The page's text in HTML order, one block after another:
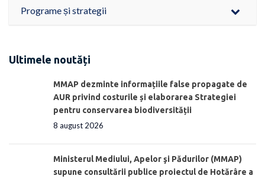
Programe și strategii
Ultimele noutăți
MMAP dezminte informațiile false propagate de
AUR privind costurile și elaborarea Strategiei
pentru conservarea biodiversității
8 august 2026
Ministerul Mediului, Apelor şi Pădurilor (MMAP)
supune consultării publice proiectul de Hotărâre a